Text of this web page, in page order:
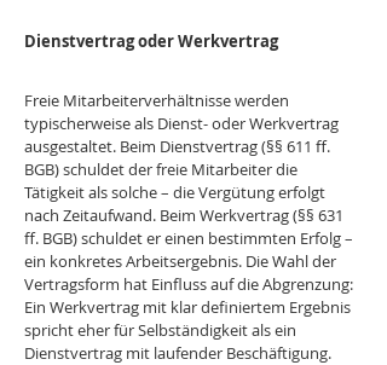
Dienstvertrag oder Werkvertrag
Freie Mitarbeiterverhältnisse werden
typischerweise als Dienst- oder Werkvertrag
ausgestaltet. Beim Dienstvertrag (§§ 611 ff.
BGB) schuldet der freie Mitarbeiter die
Tätigkeit als solche – die Vergütung erfolgt
nach Zeitaufwand. Beim Werkvertrag (§§ 631
ff. BGB) schuldet er einen bestimmten Erfolg –
ein konkretes Arbeitsergebnis. Die Wahl der
Vertragsform hat Einfluss auf die Abgrenzung:
Ein Werkvertrag mit klar definiertem Ergebnis
spricht eher für Selbständigkeit als ein
Dienstvertrag mit laufender Beschäftigung.